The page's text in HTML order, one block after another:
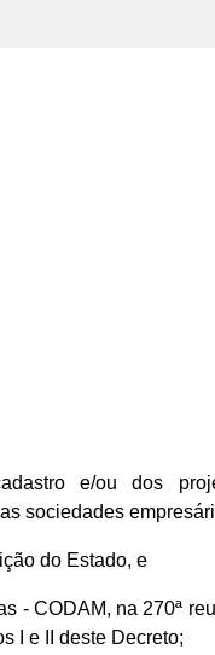
e/ou dos
sociedades
do Estado, e
- CODAM, na 270ª
I e II deste Decreto;